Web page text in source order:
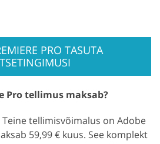
PRO TASUTA
Pro tellimus maksab?
Teine tellimisvõimalus on Adobe
59,99 € kuus. See komplekt